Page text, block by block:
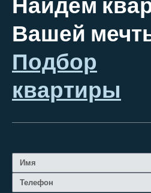
Вашей
Подбор
квартиры